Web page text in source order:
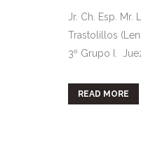
Jr. Ch. Esp. Mr.
Trastolillos
3º Grupo I.
READ MORE